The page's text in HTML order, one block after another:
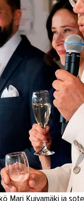
Mari Kuivamäki ja